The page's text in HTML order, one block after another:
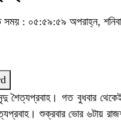
সময় : ০৫:৫৯:৫৯ অপরাহ্ন,
শৈত্যপ্রবাহ। গত বুধবার
শুক্রবার ভোর ৬টায়